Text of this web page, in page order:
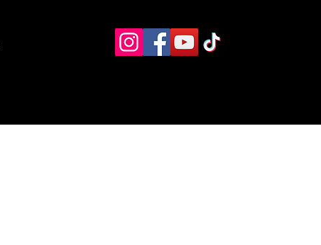
Recursos alternos Contacto